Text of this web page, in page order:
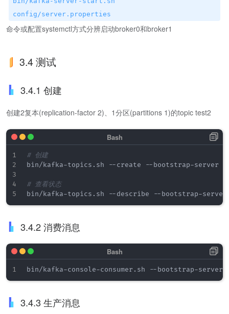
config/server.properties
命令或配置systemctl方式分辨启动broker0和broker1
3.4 测试
3.4.1 创建
创建2复本(replication-factor 2)、1分区(partitions 1)的topic test2
# 创建
bin/kafka-topics.sh --create --bootstrap-server
# 查看状态
bin/kafka-topics.sh --describe --bootstrap-
3.4.2 消费消息
bin/kafka-console-consumer.sh --bootstrap-server
3.4.3 生产消息